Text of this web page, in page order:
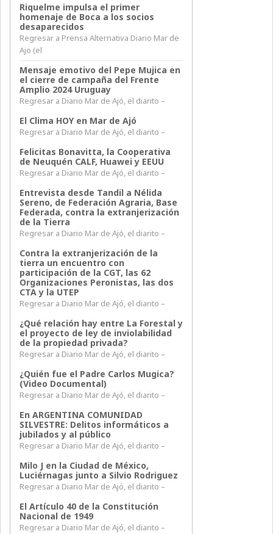
Riquelme impulsa el primer
homenaje de Boca a los socios
desaparecidos
Regresar a Prensa Alternativa Diario Mar de
Ajo (el
Mensaje emotivo del Pepe Mujica en
el cierre de campaña del Frente
Amplio 2024 Uruguay
Regresar a Diario Mar de Ajó, el diarito –
El Clima HOY en Mar de Ajó
Regresar a Diario Mar de Ajó, el diarito –
Felicitas Bonavitta, la Cooperativa
de Neuquén CALF, Huawei y EEUU
Regresar a Diario Mar de Ajó, el diarito –
Entrevista desde Tandil a Nélida
Sereno, de Federación Agraria, Base
Federada, contra la extranjerización
de la Tierra
Regresar a Diario Mar de Ajó, el diarito –
Contra la extranjerización de la
tierra un encuentro con
participación de la CGT, las 62
Organizaciones Peronistas, las dos
CTA y la UTEP
Regresar a Diario Mar de Ajó, el diarito –
¿Qué relación hay entre La Forestal y
el proyecto de ley de inviolabilidad
de la propiedad privada?
Regresar a Diario Mar de Ajó, el diarito –
¿Quién fue el Padre Carlos Mugica?
(Video Documental)
Regresar a Diario Mar de Ajó, el diarito –
En ARGENTINA COMUNIDAD
SILVESTRE: Delitos informáticos a
jubilados y al público
Regresar a Diario Mar de Ajó, el diarito –
Milo J en la Ciudad de México,
Luciérnagas junto a Silvio Rodriguez
Regresar a Diario Mar de Ajó, el diarito –
El Artículo 40 de la Constitución
Nacional de 1949
Regresar a Diario Mar de Ajó, el diarito –